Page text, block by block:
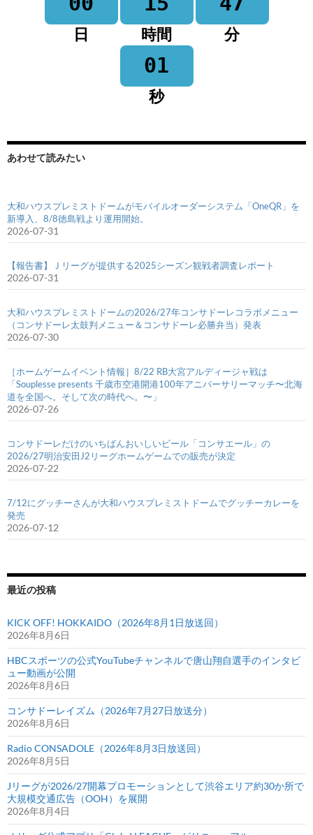
日 時間 分
01
秒
あわせて読みたい
大和ハウスプレミストドームがモバイルオーダーシステム「OneQR」を
新導入、8/8徳島戦より運用開始。
2026-07-31
【報告書】Ｊリーグが提供する2025シーズン観戦者調査レポート
2026-07-31
大和ハウスプレミストドームの2026/27年コンサドーレコラボメニュー
（コンサドーレ太鼓判メニュー＆コンサドーレ必勝弁当）発表
2026-07-30
［ホームゲームイベント情報］8/22 RB大宮アルディージャ戦は
「Souplesse presents 千歳市空港開港100年アニバーサリーマッチ〜北海
道を全国へ。そして次の時代へ。〜」
2026-07-26
コンサドーレだけのいちばんおいしいビール「コンサエール」の
2026/27明治安田J2リーグホームゲームでの販売が決定
2026-07-22
7/12にグッチーさんが大和ハウスプレミストドームでグッチーカレーを
発売
2026-07-12
最近の投稿
KICK OFF! HOKKAIDO（2026年8月1日放送回）
2026年8月6日
HBCスポーツの公式YouTubeチャンネルで唐山翔自選手のインタビ
ュー動画が公開
2026年8月6日
コンサドーレイズム（2026年7月27日放送分）
2026年8月6日
Radio CONSADOLE（2026年8月3日放送回）
2026年8月5日
Jリーグが2026/27開幕プロモーションとして渋谷エリア約30か所で
大規模交通広告（OOH）を展開
2026年8月4日